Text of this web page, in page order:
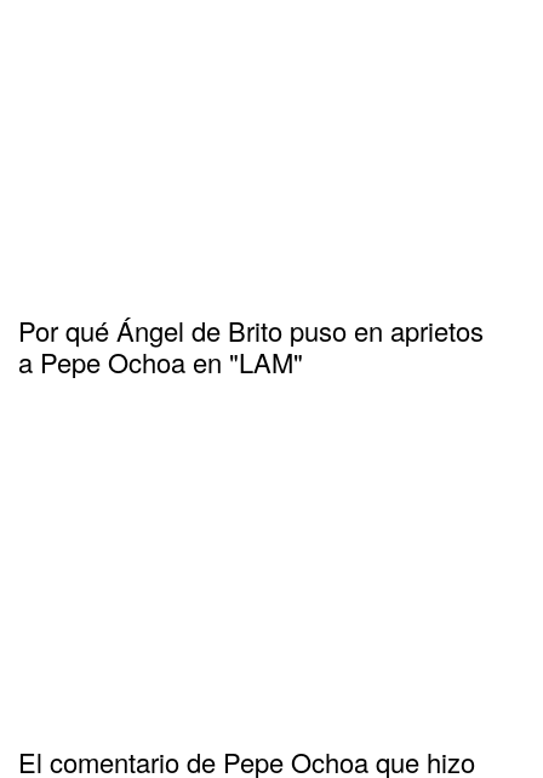
Por qué Ángel de Brito puso en aprietos
a Pepe Ochoa en "LAM"
El comentario de Pepe Ochoa que hizo